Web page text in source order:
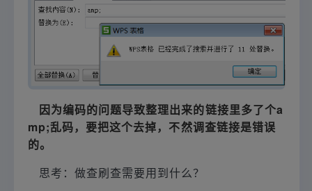
因为编码的问题导致整理出来的链接里多了个a
mp;乱码，要把这个去掉，不然调查链接是错误
的。
思考：做查刷查需要用到什么？